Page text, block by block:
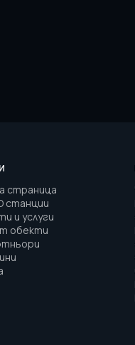
страница
станции
и услуги
обекти